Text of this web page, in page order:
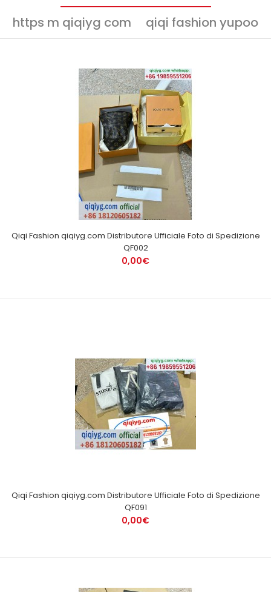
https m qiqiyg com
qiqi fashion yupoo
Qiqi Fashion qiqiyg.com Distributore Ufficiale Foto di Spedizione
QF002
0,00€
Qiqi Fashion qiqiyg.com Distributore Ufficiale Foto di Spedizione
QF091
0,00€